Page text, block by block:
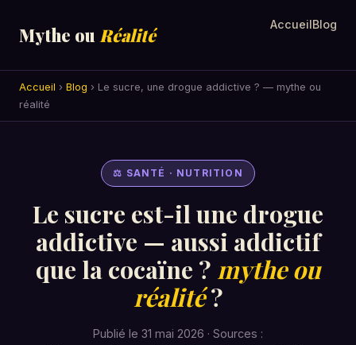
Mythe ou Réalité AccueilBlog
Accueil › Blog › Le sucre, une drogue addictive ? — mythe ou
réalité
⚖ SANTÉ · NUTRITION
Le sucre est-il une drogue
addictive — aussi addictif
que la cocaïne ? mythe ou
réalité?
Publié le 31 mai 2026 · Sources :